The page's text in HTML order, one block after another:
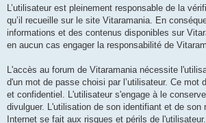
L’utilisateur est pleinement responsable de la
qu’il recueille sur le site Vitaramania. En
informations et des contenus disponibles sur
en aucun cas engager la responsabilité de
L'accès au forum de Vitaramania nécessite
d'un mot de passe choisi par l’utilisateur. Ce mot
et confidentiel. L'utilisateur s'engage à le
divulguer. L'utilisation de son identifiant et de son
Internet se fait aux risques et périls de